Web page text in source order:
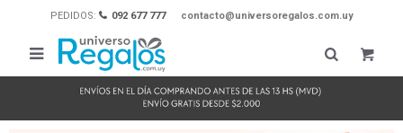
PEDIDOS: 092 677 777 contacto@universoregalos.com.uy
